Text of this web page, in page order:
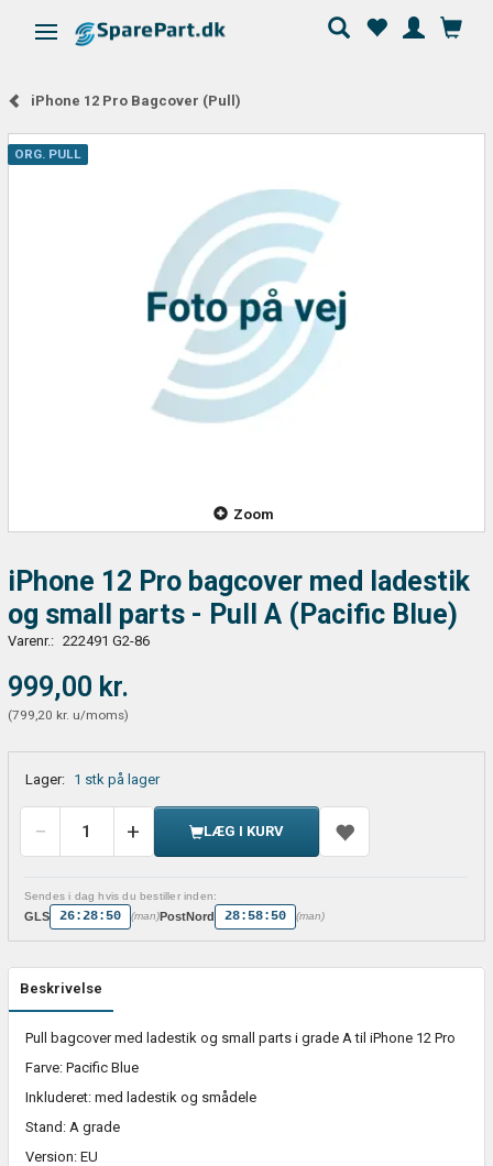
Skifte navigation
iPhone 12 Pro Bagcover (Pull)
ORG. PULL
Zoom
iPhone 12 Pro bagcover med ladestik
og small parts - Pull A (Pacific Blue)
Varenr.: 222491 G2-86
999,00 kr.
(799,20 kr. u/moms)
Lager: 1 stk på lager
LÆG I KURV
Sendes i dag hvis du bestiller inden:
GLS 26:28:50 (man)PostNord 28:58:50 (man)
Beskrivelse
Pull bagcover med ladestik og small parts i grade A til iPhone 12 Pro
Farve: Pacific Blue
Inkluderet: med ladestik og smådele
Stand: A grade
Version: EU